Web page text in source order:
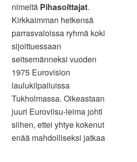
nimeltä Pihasoittajat.
Kirkkaimman hetkensä
parrasvaloissa ryhmä koki
sijoittuessaan
seitsemänneksi vuoden
1975 Eurovision
laulukilpailuissa
Tukholmassa. Oikeastaan
juuri Euroviisu-leima johti
siihen, ettei yhtye kokenut
enää mahdolliseksi jatkaa